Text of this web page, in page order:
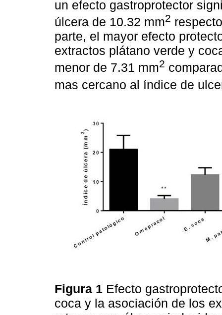
un efecto gastroprotector
úlcera de 10.32 mm2
parte, el mayor efecto
extractos plátano verde y
menor de 7.31 mm2
mas cercano al índice de
Figura 1 Efecto
coca y la asociación de los